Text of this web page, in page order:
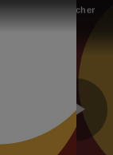
malattia di Gaucher
PASANISI-Red Flags